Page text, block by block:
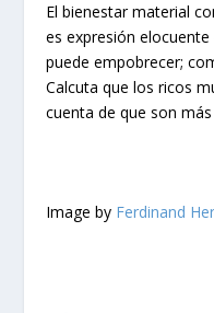
El bienestar material
es expresión
puede empobrecer;
Calcuta que los ricos
cuenta de que son
Image by Ferdinand